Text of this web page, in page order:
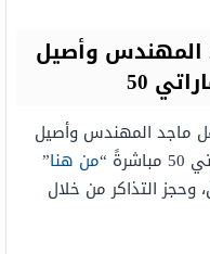
المهندس وأصيل
50
ماجد المهندس وأصيل
“
من هنا”
التذاكر من خلال